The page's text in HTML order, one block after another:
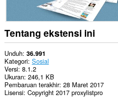
Tentang ekstensi ini
Unduh 36.991
Kategori Sosial
Versi 8.1.2
Ukuran 246,1 KB
Pembaruan terakhir 28 Maret 2017
Lisensi Copyright 2017 proxylistpro